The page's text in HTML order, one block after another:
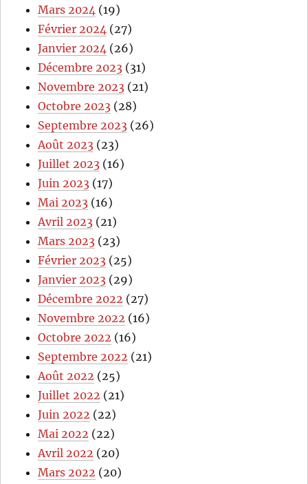
Mars 2024 (19)
Février 2024 (27)
Janvier 2024 (26)
Décembre 2023 (31)
Novembre 2023 (21)
Octobre 2023 (28)
Septembre 2023 (26)
Août 2023 (23)
Juillet 2023 (16)
Juin 2023 (17)
Mai 2023 (16)
Avril 2023 (21)
Mars 2023 (23)
Février 2023 (25)
Janvier 2023 (29)
Décembre 2022 (27)
Novembre 2022 (16)
Octobre 2022 (16)
Septembre 2022 (21)
Août 2022 (25)
Juillet 2022 (21)
Juin 2022 (22)
Mai 2022 (22)
Avril 2022 (20)
Mars 2022 (20)